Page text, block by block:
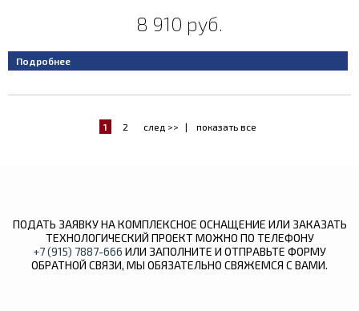
8 910 руб.
Подробнее
1 2 след >> | показать все
ПОДАТЬ ЗАЯВКУ НА КОМПЛЕКСНОЕ ОСНАЩЕНИЕ ИЛИ ЗАКАЗАТЬ
ТЕХНОЛОГИЧЕСКИЙ ПРОЕКТ МОЖНО ПО ТЕЛЕФОНУ
+7 (915) 7887-666 ИЛИ ЗАПОЛНИТЕ И ОТПРАВЬТЕ ФОРМУ
ОБРАТНОЙ СВЯЗИ, МЫ ОБЯЗАТЕЛЬНО СВЯЖЕМСЯ С ВАМИ.